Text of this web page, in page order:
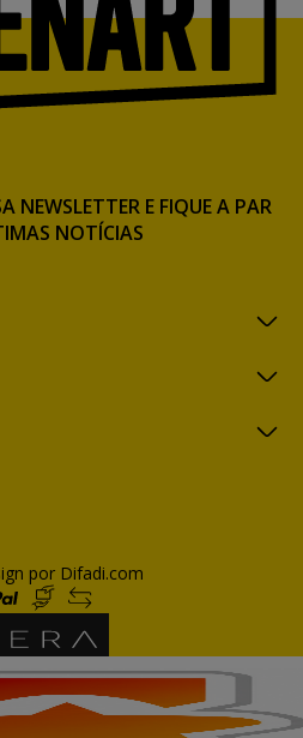
NEWSLETTER E FIQUE A PAR
NOTÍCIAS
por Difadi.com